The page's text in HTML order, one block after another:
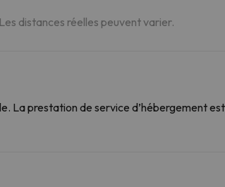
distances réelles peuvent varier.
La prestation de service d’hébergement